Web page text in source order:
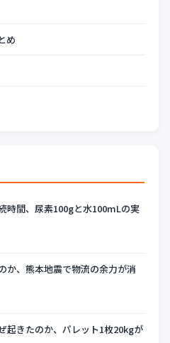
め
時間、尿素100gと水100mLの実
か、熊本地震で物流の余力が消
起きたのか、パレット1枚20kgが